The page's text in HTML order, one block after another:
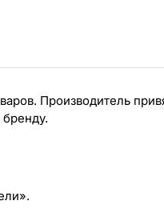
Производитель